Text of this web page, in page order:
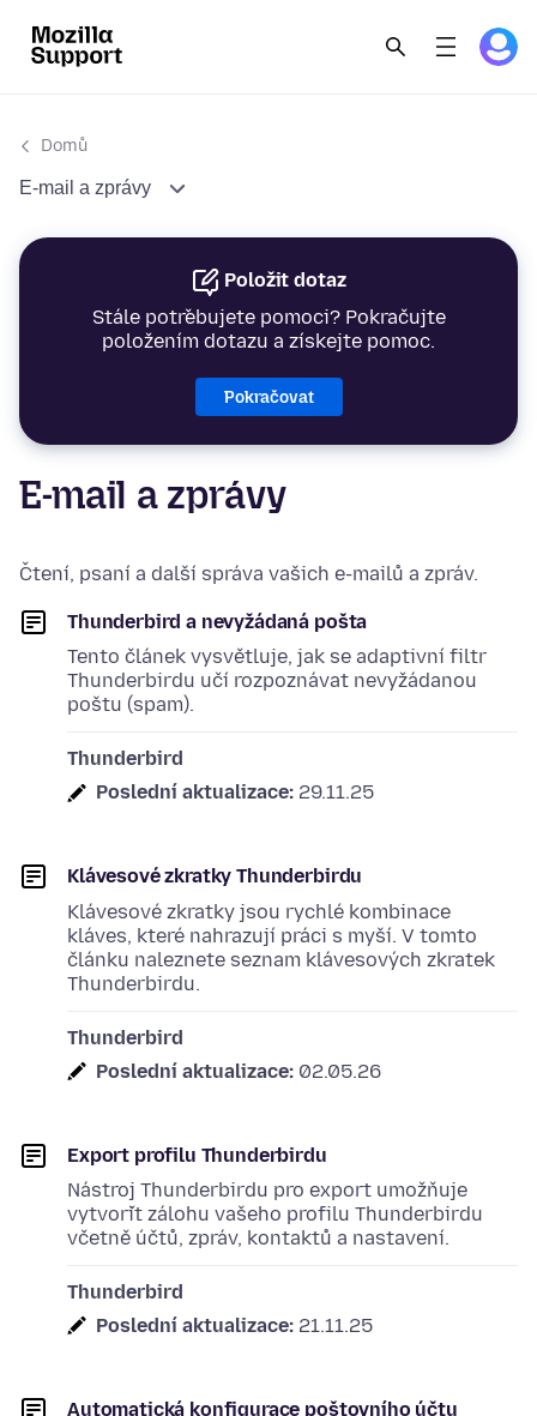
Domů
E-mail a zprávy
Položit dotaz
Stále potřebujete pomoci? Pokračujte
položením dotazu a získejte pomoc.
Pokračovat
E-mail a zprávy
Čtení, psaní a další správa vašich e-mailů a zpráv.
Thunderbird a nevyžádaná pošta
Tento článek vysvětluje, jak se adaptivní filtr
Thunderbirdu učí rozpoznávat nevyžádanou
poštu (spam).
Thunderbird
Poslední aktualizace: 29.11.25
Klávesové zkratky Thunderbirdu
Klávesové zkratky jsou rychlé kombinace
kláves, které nahrazují práci s myší. V tomto
článku naleznete seznam klávesových zkratek
Thunderbirdu.
Thunderbird
Poslední aktualizace: 02.05.26
Export profilu Thunderbirdu
Nástroj Thunderbirdu pro export umožňuje
vytvořit zálohu vašeho profilu Thunderbirdu
včetně účtů, zpráv, kontaktů a nastavení.
Thunderbird
Poslední aktualizace: 21.11.25
Automatická konfigurace poštovního účtu